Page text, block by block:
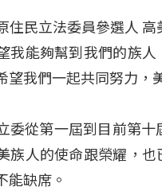
住民立法委員參選人
我能夠幫到我們的族
望我們一起共同努力，
委從第一屆到目前第
族人的使命跟榮耀，
能缺席。